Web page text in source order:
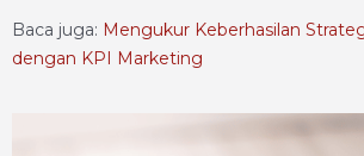
Baca juga: Mengukur Keberhasilan
dengan KPI Marketing